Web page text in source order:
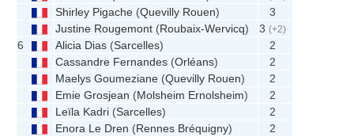
Shirley Pigache (Quevilly Rouen)
3
Justine Rougemont (Roubaix-Wervicq) 3(+2)
6 Alicia Dias (Sarcelles)
2
Cassandre Fernandes (Orléans)
2
Maelys Goumeziane (Quevilly Rouen)
2
Emie Grosjean (Molsheim Ernolsheim)
2
Leïla Kadri (Sarcelles)
2
Enora Le Dren (Rennes Bréquigny)
2